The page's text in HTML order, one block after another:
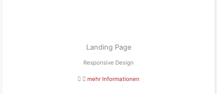
Landing Page
Responsive Design
mehr Informationen